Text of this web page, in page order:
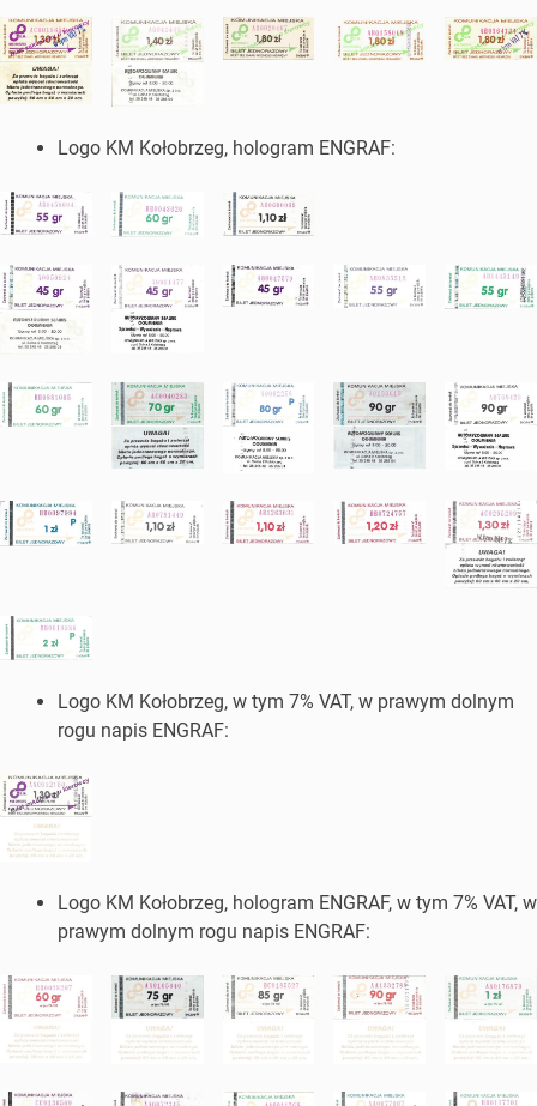
Logo KM Kołobrzeg, hologram ENGRAF:
Logo KM Kołobrzeg, w tym 7% VAT, w prawym dolnym
rogu napis ENGRAF:
Logo KM Kołobrzeg, hologram ENGRAF, w tym 7% VAT, w
prawym dolnym rogu napis ENGRAF: